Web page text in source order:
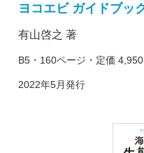
ヨコエビ ガイドブッ
有山啓之 著
B5・160ページ・定価 4,950
2022年5月発行